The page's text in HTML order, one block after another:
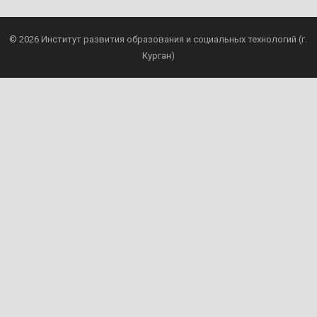
© 2026 Институт развития образования и социальных технологий (г.
Курган)